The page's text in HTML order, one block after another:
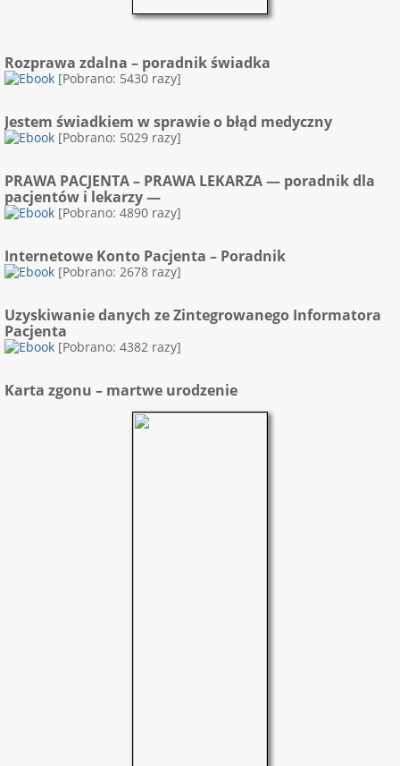
Rozprawa zdalna – poradnik świadka
[Pobrano: 5430 razy]
Jestem świadkiem w sprawie o błąd medyczny
[Pobrano: 5029 razy]
PRAWA PACJENTA – PRAWA LEKARZA — poradnik dla
pacjentów i lekarzy —
[Pobrano: 4890 razy]
Internetowe Konto Pacjenta – Poradnik
[Pobrano: 2678 razy]
Uzyskiwanie danych ze Zintegrowanego Informatora
Pacjenta
[Pobrano: 4382 razy]
Karta zgonu – martwe urodzenie